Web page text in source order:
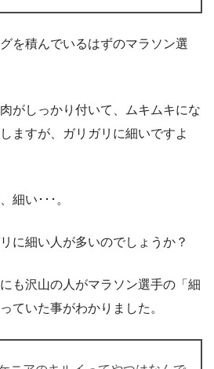
を積んでいるはずのマラソン選
がしっかり付いて、ムキムキにな
ますが、ガリガリに細いですよ
細い･･･。
に細い人が多いのでしょうか？
も沢山の人がマラソン選手の「細
ていた事がわかりました。